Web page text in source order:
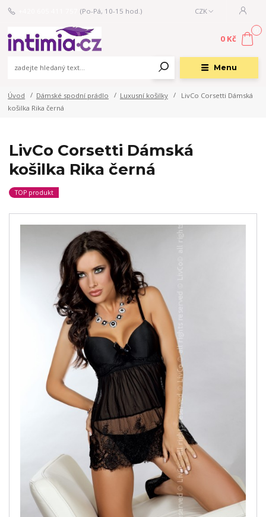
Menu
CZK
(Po-Pá, 10-15 hod.)
0 Kč
Úvod Dámské spodní prádlo Luxusní košilky
LivCo Corsetti Dámská
košilka Rika černá
LivCo Corsetti Dámská
košilka Rika černá
TOP produkt